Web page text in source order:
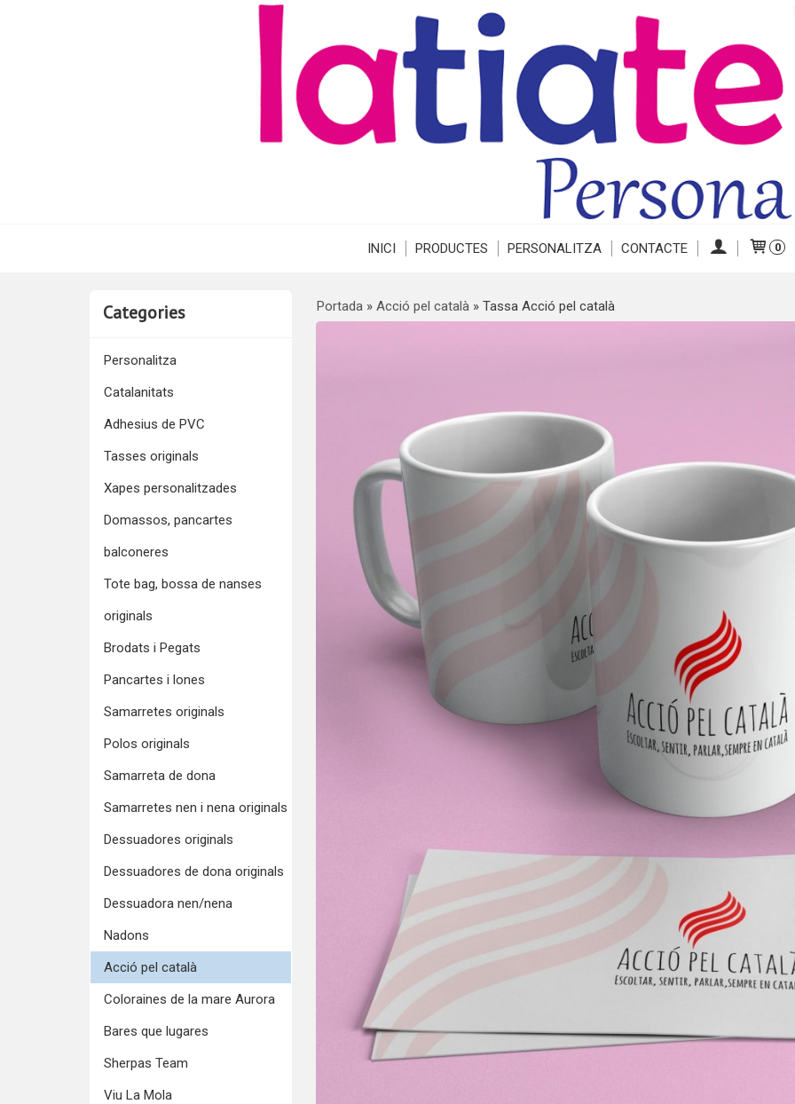
INICI PRODUCTES PERSONALITZA CONTACTE 0
Categories
Personalitza
Catalanitats
Adhesius de PVC
Tasses originals
Xapes personalitzades
Domassos, pancartes
balconeres
Tote bag, bossa de nanses
originals
Brodats i Pegats
Pancartes i lones
Samarretes originals
Polos originals
Samarreta de dona
Samarretes nen i nena originals
Dessuadores originals
Dessuadores de dona originals
Dessuadora nen/nena
Nadons
Acció pel català
Coloraines de la mare Aurora
Bares que lugares
Sherpas Team
Viu La Mola
Portada» Acció pel català» Tassa Acció pel català